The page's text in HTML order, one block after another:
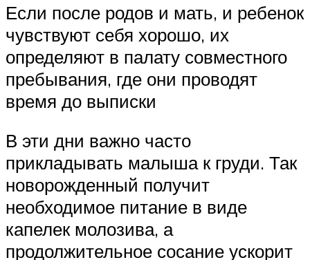
Если после родов и мать, и ребенок
чувствуют себя хорошо, их
определяют в палату совместного
пребывания, где они проводят
время до выписки
В эти дни важно часто
прикладывать малыша к груди. Так
новорожденный получит
необходимое питание в виде
капелек молозива, а
продолжительное сосание ускорит